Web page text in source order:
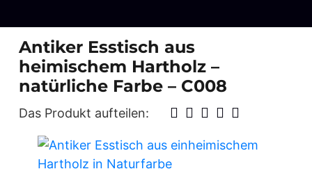
Antiker Esstisch aus
heimischem Hartholz –
natürliche Farbe – C008
Das Produkt aufteilen: